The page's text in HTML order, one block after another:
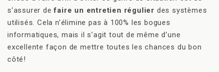
s’assurer defaire un entretien régulier des systèmes
utilisés. Cela n’élimine pas à 100% les bogues
informatiques, mais il s’agit tout de même d’une
excellente façon de mettre toutes les chances du bon
côté!